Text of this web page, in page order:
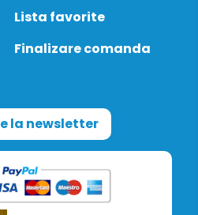
Lista favorite
Finalizare comanda
la newsletter